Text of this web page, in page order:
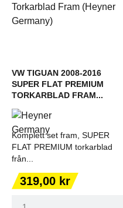
VW TIGUAN 2008-2016
SUPER FLAT PREMIUM
TORKARBLAD FRAM...
Komplett set fram, SUPER
FLAT PREMIUM torkarblad
från...
Pris
319,00 kr